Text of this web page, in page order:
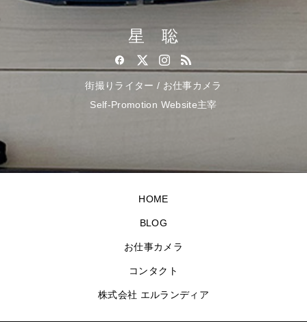
星 聡
街撮りライター / お仕事カメラ
Self-Promotion Website主宰
HOME
BLOG
お仕事カメラ
コンタクト
株式会社 エルランディア